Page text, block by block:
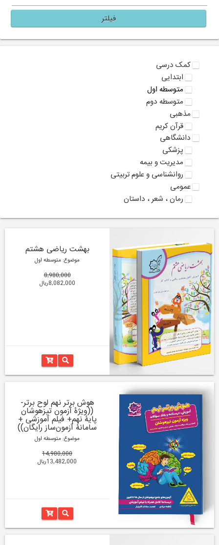
فیلتر
کمک درسی
ابتدایی
متوسطه اول
متوسطه دوم
مذهبی
قرآن کریم
دانشگاهی
پزشکی
مدیریت و بیمه
روانشناسی و علوم تربیتی
عمومی
رمان ، شعر ، داستان
بهشت ریاضی هشتم
موضوع: متوسطه اول
8,980,000
8,082,000ریال
هوش برتر نهم لوح برتر-
((ویژۀ آزمون تیزهوشان
پایۀ نهم+ فیلم آموزشی +
سامانۀ آزمون‌ساز رایگان))
موضوع: متوسطه اول
14,980,000
13,482,000ریال